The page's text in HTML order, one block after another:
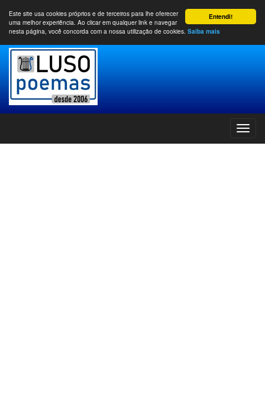
Entendi!
Este site usa cookies próprios e de terceiros para lhe oferecer
uma melhor experiência. Ao clicar em qualquer link e navegar
nesta página, você concorda com a nossa utilização de cookies. Saiba mais